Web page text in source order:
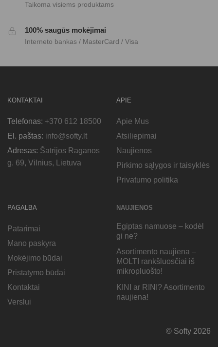
Taikoma visiems produktams
100% saugūs mokėjimai
Interneto bankas / MasterCard / Visa
KONTAKTAI
Telefonas: +370 612 18500
El. paštas: info@softy.lt
Adresas: Šatrijos Raganos
g. 69, Vilnius, Lietuva
APIE
Apie Mus
Atsiliepimai
Naujienos
Pirkimo sąlygos ir taisyklės
Privatumo politika
PAGALBA
Patarimai
Mano paskyra
Mokėjimo būdai
Pristatymo būdai
Kontaktai
Verslui
NAUJIENOS
Egiptas namuose – kodėl
gi ne?
Asortimento naujiena –
MOLTI rankšluosčiai iš
mikropluošto!
KINI ar RINI? Asortimento
naujiena!
© Softy 2026